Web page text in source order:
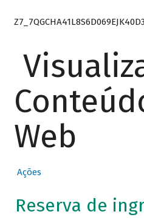
Web
Ações
Reserva de